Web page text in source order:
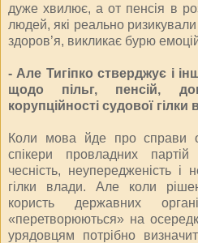
дуже хвилює, а от пенсія в
людей, які реально
здоров’я, викликає бурю
- Але Тигіпко стверджує і
щодо пільг, пенсій,
корупційності судової гілки
Коли мова йде про справи
спікери провладних
чесність, неупередженість і
гілки влади. Але коли
користь державних
«перетворюються» на
урядовцям потрібно